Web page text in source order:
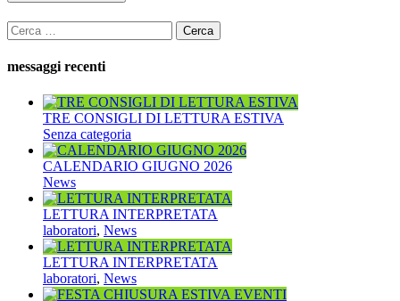
Ricerca
per:
messaggi recenti
TRE CONSIGLI DI LETTURA ESTIVA
Senza categoria
CALENDARIO GIUGNO 2026
News
LETTURA INTERPRETATA
laboratori, News
LETTURA INTERPRETATA
laboratori, News